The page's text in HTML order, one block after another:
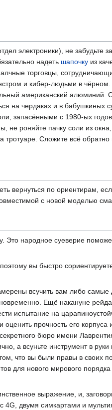
электроники), не забудьте
надеть шапочку из
торговцы,
и кибер-людьми в
американский алюминий.
на чердаках и в бабушкиных
запасёнными с 1980-ых
не роняйте пачку соли из
Сложите всё обратно
вернуться по ориентирам,
с новой моделью
Это народное суеверие
вы быстро
всучить вам либо самые
Ещё накануне рейда
испытание на
прочность его корпуса
бюро имени
а всуньте инструмент в руки
что вы были правы в своих
для нового мирового
выражение, и,
4G, двумя симкартами и